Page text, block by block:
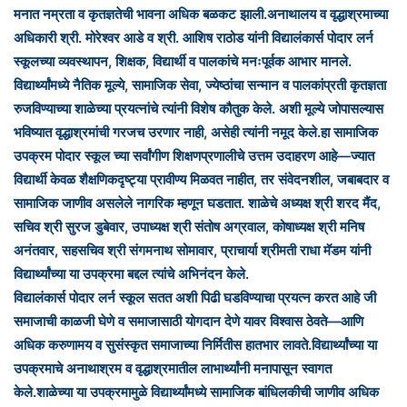
मनात नम्रता व कृतज्ञतेची भावना अधिक बळकट झाली.अनाथालय व वृद्धाश्रमाच्या
अधिकारी श्री. मोरेश्वर आडे व श्री. आशिष राठोड यांनी विद्यालंकार्स पोदार लर्न
स्कूलच्या व्यवस्थापन, शिक्षक, विद्यार्थी व पालकांचे मनःपूर्वक आभार मानले.
विद्यार्थ्यांमध्ये नैतिक मूल्ये, सामाजिक सेवा, ज्येष्ठांचा सन्मान व पालकांप्रती कृतज्ञता
रुजविण्याच्या शाळेच्या प्रयत्नांचे त्यांनी विशेष कौतुक केले. अशी मूल्ये जोपासल्यास
भविष्यात वृद्धाश्रमांची गरजच उरणार नाही, असेही त्यांनी नमूद केले.हा सामाजिक
उपक्रम पोदार स्कूल च्या सर्वांगीण शिक्षणप्रणालीचे उत्तम उदाहरण आहे—ज्यात
विद्यार्थी केवळ शैक्षणिकदृष्ट्या प्रावीण्य मिळवत नाहीत, तर संवेदनशील, जबाबदार व
सामाजिक जाणीव असलेले नागरिक म्हणून घडतात. शाळेचे अध्यक्ष श्री शरद मैंद,
सचिव श्री सुरज डुबेवार, उपाध्यक्ष श्री संतोष अग्रवाल, कोषाध्यक्ष श्री मनिष
अनंतवार, सहसचिव श्री संगमनाथ सोमावार, प्राचार्या श्रीमती राधा मॅडम यांनी
विद्यार्थ्यांच्या या उपक्रमा बद्दल त्यांचे अभिनंदन केले.
विद्यालंकार्स पोदार लर्न स्कूल सतत अशी पिढी घडविण्याचा प्रयत्न करत आहे जी
समाजाची काळजी घेणे व समाजासाठी योगदान देणे यावर विश्वास ठेवते—आणि
अधिक करुणामय व सुसंस्कृत समाजाच्या निर्मितीस हातभार लावते.विद्यार्थ्यांच्या या
उपक्रमाचे अनाथाश्रम व वृद्धाश्रमातील लाभार्थ्यांनी मनापासून स्वागत
केले.शाळेच्या या उपक्रमामुळे विद्यार्थ्यांमध्ये सामाजिक बांधिलकीची जाणीव अधिक